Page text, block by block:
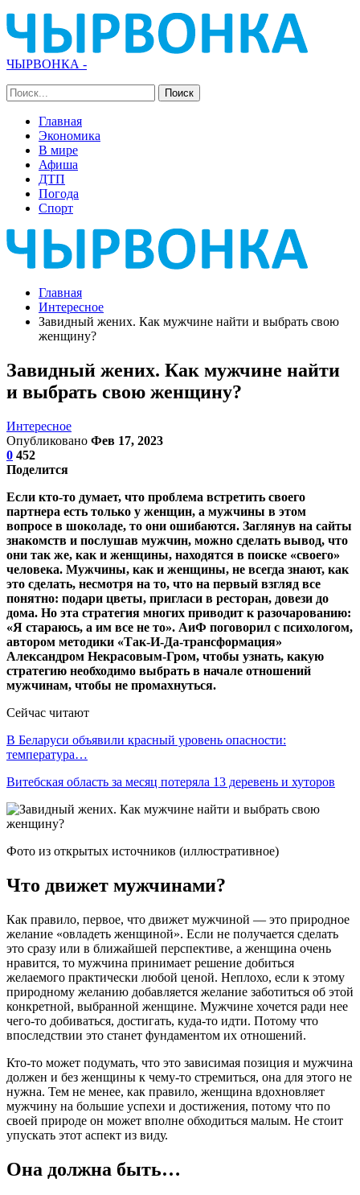
ЧЫРВОНКА -
Главная
Экономика
В мире
Афиша
ДТП
Погода
Спорт
Главная
Интересное
Завидный жених. Как мужчине найти и выбрать свою
женщину?
Завидный жених. Как мужчине найти
и выбрать свою женщину?
Интересное
Опубликовано Фев 17, 2023
0 452
Поделится
Если кто-то думает, что проблема встретить своего
партнера есть только у женщин, а мужчины в этом
вопросе в шоколаде, то они ошибаются. Заглянув на сайты
знакомств и послушав мужчин, можно сделать вывод, что
они так же, как и женщины, находятся в поиске «своего»
человека. Мужчины, как и женщины, не всегда знают, как
это сделать, несмотря на то, что на первый взгляд все
понятно: подари цветы, пригласи в ресторан, довези до
дома. Но эта стратегия многих приводит к разочарованию:
«Я стараюсь, а им все не то». АиФ поговорил с психологом,
автором методики «Так-И-Да-трансформация»
Александром Некрасовым-Гром, чтобы узнать, какую
стратегию необходимо выбрать в начале отношений
мужчинам, чтобы не промахнуться.
Сейчас читают
В Беларуси объявили красный уровень опасности:
температура…
Витебская область за месяц потеряла 13 деревень и хуторов
Фото из открытых источников (иллюстративное)
Что движет мужчинами?
Как правило, первое, что движет мужчиной — это природное
желание «овладеть женщиной». Если не получается сделать
это сразу или в ближайшей перспективе, а женщина очень
нравится, то мужчина принимает решение добиться
желаемого практически любой ценой. Неплохо, если к этому
природному желанию добавляется желание заботиться об этой
конкретной, выбранной женщине. Мужчине хочется ради нее
чего-то добиваться, достигать, куда-то идти. Потому что
впоследствии это станет фундаментом их отношений.
Кто-то может подумать, что это зависимая позиция и мужчина
должен и без женщины к чему-то стремиться, она для этого не
нужна. Тем не менее, как правило, женщина вдохновляет
мужчину на большие успехи и достижения, потому что по
своей природе он может вполне обходиться малым. Не стоит
упускать этот аспект из виду.
Она должна быть…